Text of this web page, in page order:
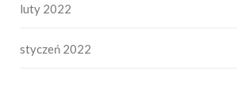
luty 2022
styczeń 2022